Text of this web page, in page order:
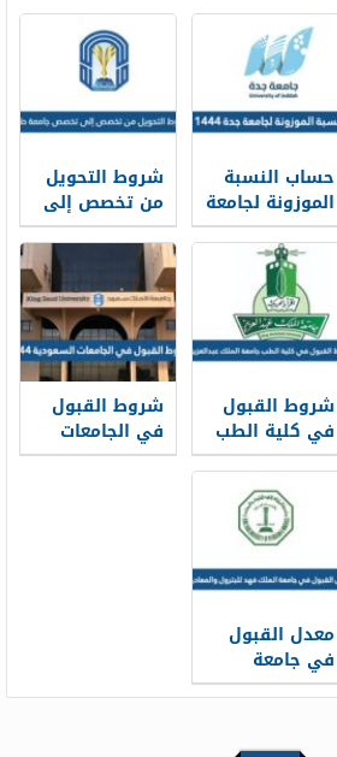
حساب النسبة
الموزونة لجامعة
جدة 1448
وشروط القبول
شروط التحويل
من تخصص إلى
تخصص جامعة
طيبة 1448
شروط القبول
في كلية الطب
جامعة الملك
عبد العزيز 1448
شروط القبول
في الجامعات
السعودية 1448
معدل القبول
في جامعة
الملك فهد